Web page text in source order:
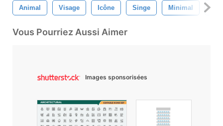
Animal Visage Icône Singe Minimal
Vous Pourriez Aussi Aimer
Images sponsorisées